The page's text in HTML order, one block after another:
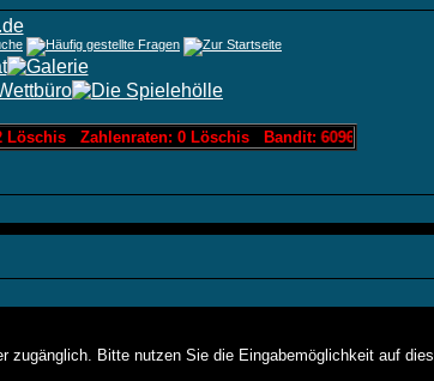
Löschis Zahlenraten: 0 Löschis Bandit: 60963
Bitte nutzen Sie die Eingabemöglichkeit auf